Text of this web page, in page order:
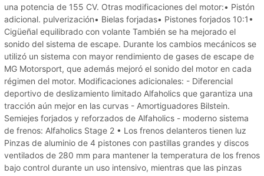
una potencia de 155 CV. Otras modificaciones del motor:• Pistón
adicional. pulverización• Bielas forjadas• Pistones forjados 10:1•
Cigüeñal equilibrado con volante También se ha mejorado el
sonido del sistema de escape. Durante los cambios mecánicos se
utilizó un sistema con mayor rendimiento de gases de escape de
MG Motorsport, que además mejoró el sonido del motor en cada
régimen del motor. Modificaciones adicionales: - Diferencial
deportivo de deslizamiento limitado Alfaholics que garantiza una
tracción aún mejor en las curvas - Amortiguadores Bilstein.
Semiejes forjados y reforzados de Alfaholics - moderno sistema
de frenos: Alfaholics Stage 2 • Los frenos delanteros tienen luz
Pinzas de aluminio de 4 pistones con pastillas grandes y discos
ventilados de 280 mm para mantener la temperatura de los frenos
bajo control durante un uso intensivo, mientras que las pinzas